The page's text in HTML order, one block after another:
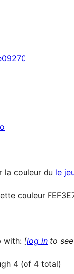
la couleur du le
couleur
with: [log in to
4 (of 4 total)